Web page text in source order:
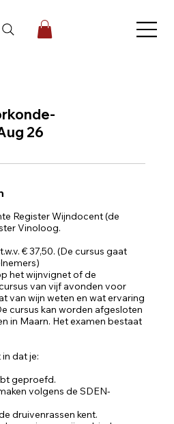
26
Register Wijndocent (de
Vinoloog.
€ 37,50. (De cursus gaat
het wijnvignet of de
van vijf avonden voor
van wijn weten en wat ervaring
cursus kan worden afgesloten
in Maarn. Het examen bestaat
dat je:
geproefd.
volgens de SDEN-
druivenrassen kent.